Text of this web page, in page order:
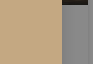
maison
Toutes nos